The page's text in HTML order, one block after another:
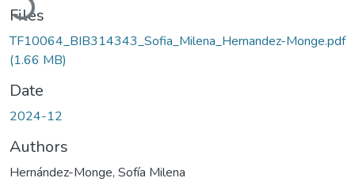
Files
TF10064_BIB314343_Sofia_Milena_Hernandez-Monge.pdf
(1.66 MB)
Date
2024-12
Authors
Hernández-Monge, Sofía Milena